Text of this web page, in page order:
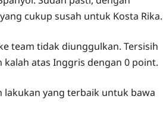
cukup susah untuk Kosta Rika.
team tidak diunggulkan. Tersisih
kalah atas Inggris dengan 0 point.
lakukan yang terbaik untuk bawa